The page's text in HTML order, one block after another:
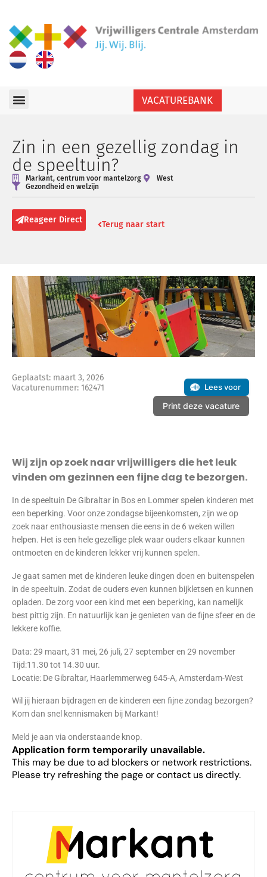
VACATUREBANK
Zin in een gezellig zondag in
de speeltuin?
Markant, centrum voor mantelzorg
West
Gezondheid en welzijn
Reageer Direct Terug naar start
Geplaatst: maart 3, 2026
Vacaturenummer: 162471
Print deze vacature
Lees voor
Wij zijn op zoek naar vrijwilligers die het leuk
vinden om gezinnen een fijne dag te bezorgen.
In de speeltuin De Gibraltar in Bos en Lommer spelen kinderen met
een beperking. Voor onze zondagse bijeenkomsten, zijn we op
zoek naar enthousiaste mensen die eens in de 6 weken willen
helpen. Het is een hele gezellige plek waar ouders elkaar kunnen
ontmoeten en de kinderen lekker vrij kunnen spelen.
Je gaat samen met de kinderen leuke dingen doen en buitenspelen
in de speeltuin. Zodat de ouders even kunnen bijkletsen en kunnen
opladen. De zorg voor een kind met een beperking, kan namelijk
best pittig zijn. En natuurlijk kan je genieten van de fijne sfeer en de
lekkere koffie.
Data: 29 maart, 31 mei, 26 juli, 27 september en 29 november
Tijd:11.30 tot 14.30 uur.
Locatie: De Gibraltar, Haarlemmerweg 645-A, Amsterdam-West
Wil jij hieraan bijdragen en de kinderen een fijne zondag bezorgen?
Kom dan snel kennismaken bij Markant!
Meld je aan via onderstaande knop.
Application form temporarily unavailable.
This may be due to ad blockers or network restrictions.
Please try refreshing the page or contact us directly.